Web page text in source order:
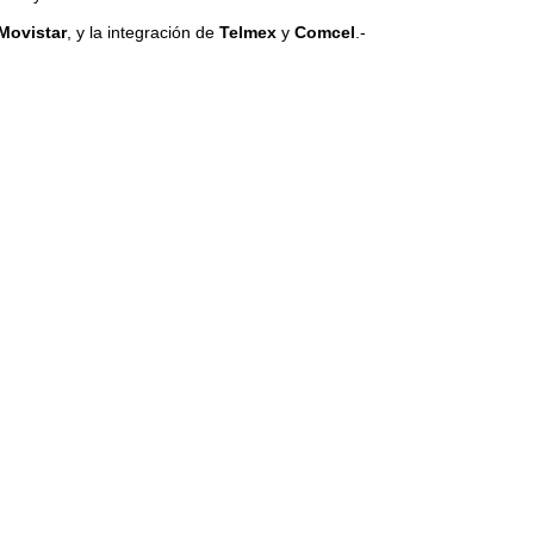
, y la integración de Telmex y Comcel .-